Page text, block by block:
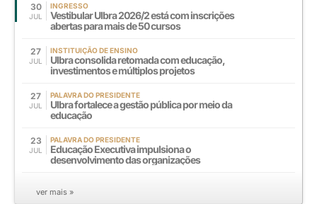
30
JUL
INGRESSO
Vestibular Ulbra 2026/2 está com inscrições
abertas para mais de 50 cursos
27
JUL
INSTITUIÇÃO DE ENSINO
Ulbra consolida retomada com educação,
investimentos e múltiplos projetos
27
JUL
PALAVRA DO PRESIDENTE
Ulbra fortalece a gestão pública por meio da
educação
23
JUL
PALAVRA DO PRESIDENTE
Educação Executiva impulsiona o
desenvolvimento das organizações
ver mais »